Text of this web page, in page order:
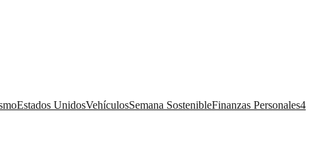
Estados UnidosVehículosSemana SostenibleFinanzas Personales4